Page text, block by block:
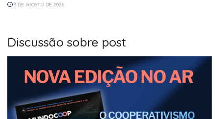
3 DE AGOSTO DE 2026
Discussão sobre post